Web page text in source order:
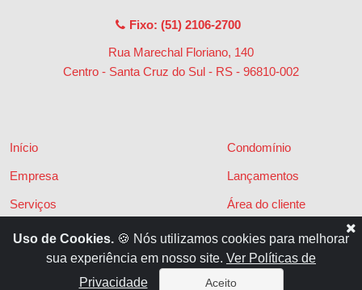
Fixo: (51) 2106-2700
Rua Marechal Floriano, 140
Centro - Santa Cruz do Sul - RS - 96810-002
Início
Empresa
Serviços
Financiamentos
Locações
Condomínio
Lançamentos
Área do cliente
Políticas de privacidade
Contato
Uso de Cookies. 🍪 Nós utilizamos cookies para melhorar
sua experiência em nosso site. Ver Políticas de
Privacidade
Aceito